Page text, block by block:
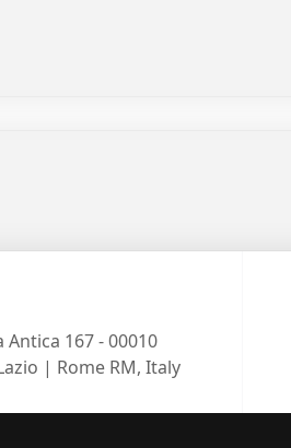
Antica 167 - 00010
| Rome RM, Italy